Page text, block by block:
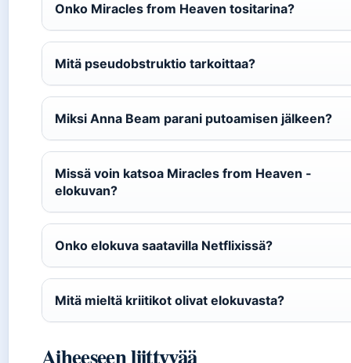
Onko Miracles from Heaven tositarina?
Mitä pseudobstruktio tarkoittaa?
Miksi Anna Beam parani putoamisen jälkeen?
Missä voin katsoa Miracles from Heaven -
elokuvan?
Onko elokuva saatavilla Netflixissä?
Mitä mieltä kriitikot olivat elokuvasta?
Aiheeseen liittyvää